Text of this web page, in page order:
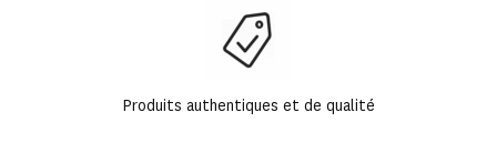
Produits authentiques et de qualité